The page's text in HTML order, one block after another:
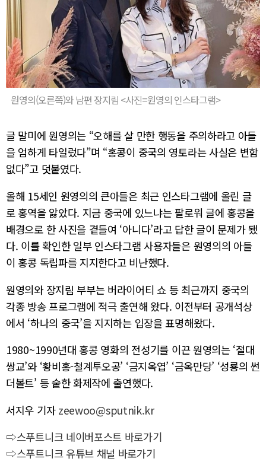
원영의(오른쪽)와 남편 장지림 <사진=원영의 인스타그램>
글 말미에 원영의는 “오해를 살 만한 행동을 주의하라고 아들
을 엄하게 타일렀다”며 “홍콩이 중국의 영토라는 사실은 변함
없다”고 덧붙였다.
올해 15세인 원영의의 큰아들은 최근 인스타그램에 올린 글
로 홍역을 앓았다. 지금 중국에 있느냐는 팔로워 글에 홍콩을
배경으로 한 사진을 곁들여 ‘아니다’라고 답한 글이 문제가 됐
다. 이를 확인한 일부 인스타그램 사용자들은 원영의의 아들
이 홍콩 독립파를 지지한다고 비난했다.
원영의와 장지림 부부는 버라이어티 쇼 등 최근까지 중국의
각종 방송 프로그램에 적극 출연해 왔다. 이전부터 공개석상
에서 ‘하나의 중국’을 지지하는 입장을 표명해왔다.
1980~1990년대 홍콩 영화의 전성기를 이끈 원영의는 ‘절대
쌍교’와 ‘황비홍-철계투오공’ ‘금지옥엽’ ‘금옥만당’ ‘성룡의 썬
더볼트’ 등 숱한 화제작에 출연했다.
서지우 기자 zeewoo@sputnik.kr
⇨스푸트니크 네이버포스트 바로가기
⇨스푸트니크 유튜브 채널 바로가기